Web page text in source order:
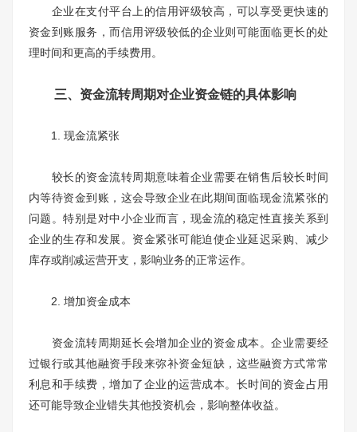
企业在支付平台上的信用评级较高，可以享受更快速的
资金到账服务，而信用评级较低的企业则可能面临更长的处
理时间和更高的手续费用。
三、资金流转周期对企业资金链的具体影响
1. 现金流紧张
较长的资金流转周期意味着企业需要在销售后较长时间
内等待资金到账，这会导致企业在此期间面临现金流紧张的
问题。特别是对中小企业而言，现金流的稳定性直接关系到
企业的生存和发展。资金紧张可能迫使企业延迟采购、减少
库存或削减运营开支，影响业务的正常运作。
2. 增加资金成本
资金流转周期延长会增加企业的资金成本。企业需要经
过银行或其他融资手段来弥补资金短缺，这些融资方式常常
利息和手续费，增加了企业的运营成本。长时间的资金占用
还可能导致企业错失其他投资机会，影响整体收益。